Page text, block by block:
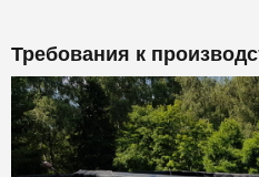
Требования к